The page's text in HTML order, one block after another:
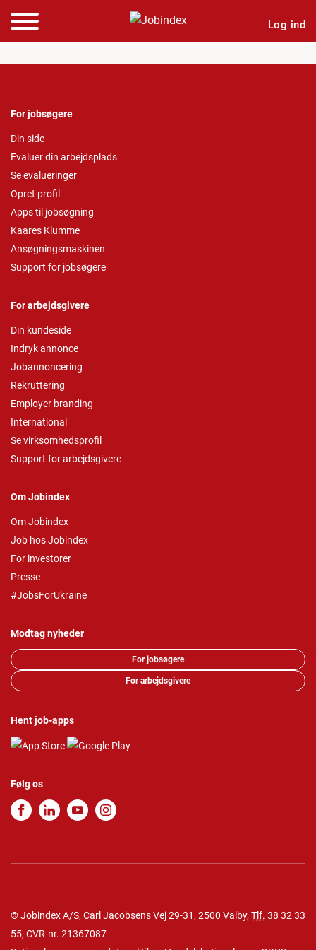
Log ind
For jobsøgere
Din side
Evaluer din arbejdsplads
Se evalueringer
Opret profil
Apps til jobsøgning
Kaares Klumme
Ansøgningsmaskinen
Support for jobsøgere
For arbejdsgivere
Din kundeside
Indryk annonce
Jobannoncering
Rekruttering
Employer branding
International
Se virksomhedsprofil
Support for arbejdsgivere
Om Jobindex
Om Jobindex
Job hos Jobindex
For investorer
Presse
#JobsForUkraine
Modtag nyheder
For jobsøgere
For arbejdsgivere
Hent job-apps
Følg os
© Jobindex A/S, Carl Jacobsens Vej 29-31, 2500 Valby, Tlf. 38 32 33
55, CVR-nr. 21367087